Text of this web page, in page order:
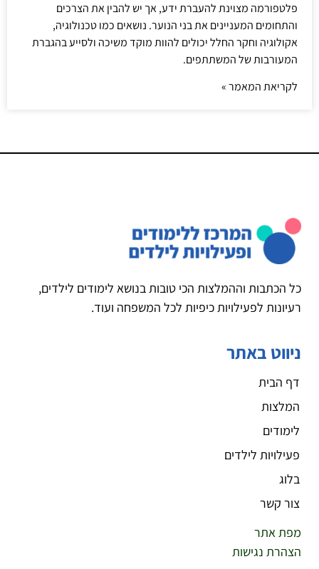
פלטפורמה מצוינת להעברת ידע, אך יש להבין את הצרכים
והתחומים המעניינים את בני הנוער. נושאים כמו טכנולוגיה,
אקולוגיה וחקר החלל יכולים להוות מוקד משיכה ולסייע בהגברת
המעורבות של המשתתפים.
לקריאת המאמר »
כל הכתבות וההמלצות הכי טובות בנושא לימודים לילדים,
רעיונות לפעילויות כיפיות לכל המשפחה ועוד.
ניווט באתר
דף הבית
המלצות
לימודים
פעילויות לילדים
בלוג
צור קשר
מפת אתר
הצהרת נגישות